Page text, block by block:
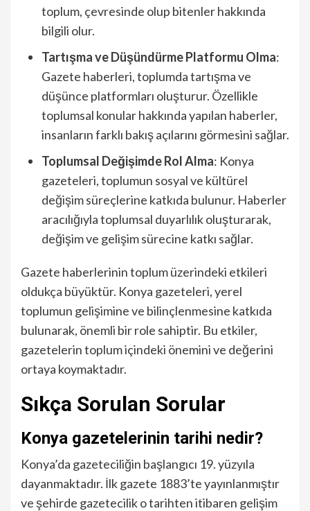
toplum, çevresinde olup bitenler hakkında
bilgili olur.
Tartışma ve Düşündürme Platformu Olma:
Gazete haberleri, toplumda tartışma ve
düşünce platformları oluşturur. Özellikle
toplumsal konular hakkında yapılan haberler,
insanların farklı bakış açılarını görmesini sağlar.
Toplumsal Değişimde Rol Alma: Konya
gazeteleri, toplumun sosyal ve kültürel
değişim süreçlerine katkıda bulunur. Haberler
aracılığıyla toplumsal duyarlılık oluşturarak,
değişim ve gelişim sürecine katkı sağlar.
Gazete haberlerinin toplum üzerindeki etkileri
oldukça büyüktür. Konya gazeteleri, yerel
toplumun gelişimine ve bilinçlenmesine katkıda
bulunarak, önemli bir role sahiptir. Bu etkiler,
gazetelerin toplum içindeki önemini ve değerini
ortaya koymaktadır.
Sıkça Sorulan Sorular
Konya gazetelerinin tarihi nedir?
Konya’da gazeteciliğin başlangıcı 19. yüzyıla
dayanmaktadır. İlk gazete 1883’te yayınlanmıştır
ve şehirde gazetecilik o tarihten itibaren gelişim